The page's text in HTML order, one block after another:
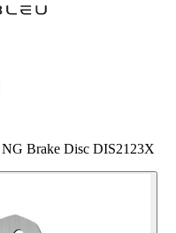
Brake Disc DIS2123X